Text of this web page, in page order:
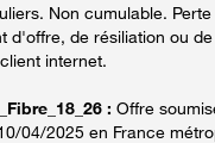
Non cumulable.
d'offre, de résiliation ou
internet.
: Offre
04/2025 en France